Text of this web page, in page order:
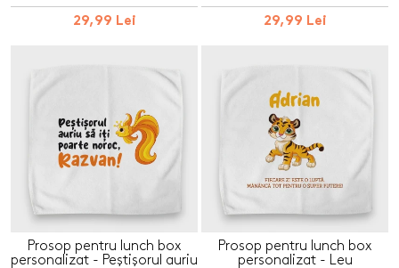
29,99 Lei 29,99 Lei
Prosop pentru lunch box
personalizat - Peștișorul auriu
Prosop pentru lunch box
personalizat - Leu